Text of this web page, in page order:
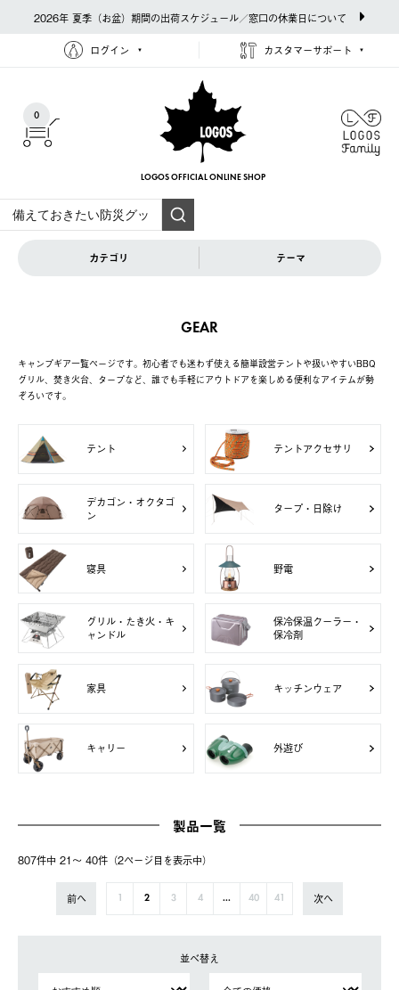
2026年 夏季（お盆）期間の出荷スケジュール／窓口の休業日について
ログイン カスタマーサポート
0
LOGOS OFFICIAL ONLINE SHOP
カテゴリ テーマ
GEAR
キャンプギア一覧ページです。初心者でも迷わず使える簡単設営テントや扱いやすいBBQ
グリル、焚き火台、タープなど、誰でも手軽にアウトドアを楽しめる便利なアイテムが勢
ぞろいです。
テント テントアクセサリ
デカゴン・オクタゴ
ン
タープ・日除け
寝具 野電
グリル・たき火・キ
ャンドル
保冷保温クーラー・
保冷剤
家具 キッチンウェア
キャリー 外遊び
製品一覧
807件中 21〜 40件（2ページ⽬を表⽰中）
前へ 2 3 4 ... 40 41 次へ
並べ替え